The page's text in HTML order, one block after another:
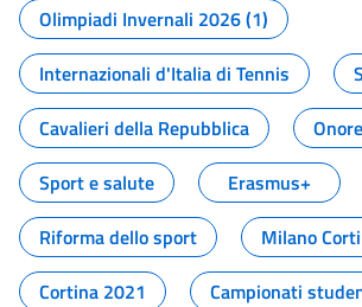
Olimpiadi Invernali 2026 (1)
Internazionali d'Italia di Tennis
Cavalieri della Repubblica
Sport e salute
Erasmus+
Riforma dello sport
Milano
Cortina 2021
Campionati